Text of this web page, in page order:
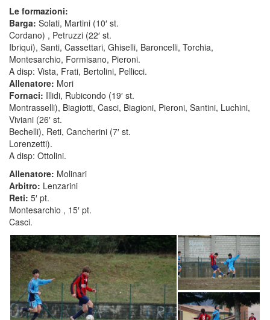
Le formazioni:
Barga: Solati, Martini (10′ st.
Cordano) , Petruzzi (22′ st.
Ibriqui), Santi, Cassettari, Ghiselli, Baroncelli, Torchia,
Montesarchio, Formisano, Pieroni.
A disp: Vista, Frati, Bertolini, Pellicci.
Allenatore: Mori
Fornaci: Illidi, Rubicondo (19′ st.
Montrasselli), Biagiotti, Casci, Biagioni, Pieroni, Santini, Luchini,
Viviani (26′ st.
Bechelli), Reti, Cancherini (7′ st.
Lorenzetti).
A disp: Ottolini.
Allenatore: Molinari
Arbitro: Lenzarini
Reti: 5′ pt.
Montesarchio , 15′ pt.
Casci.